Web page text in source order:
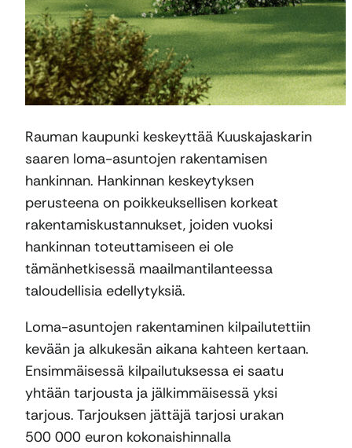
Rauman kaupunki keskeyttää Kuuskajaskarin
saaren loma-asuntojen rakentamisen
hankinnan. Hankinnan keskeytyksen
perusteena on poikkeuksellisen korkeat
rakentamiskustannukset, joiden vuoksi
hankinnan toteuttamiseen ei ole
tämänhetkisessä maailmantilanteessa
taloudellisia edellytyksiä.
Loma-asuntojen rakentaminen kilpailutettiin
kevään ja alkukesän aikana kahteen kertaan.
Ensimmäisessä kilpailutuksessa ei saatu
yhtään tarjousta ja jälkimmäisessä yksi
tarjous. Tarjouksen jättäjä tarjosi urakan
500 000 euron kokonaishinnalla